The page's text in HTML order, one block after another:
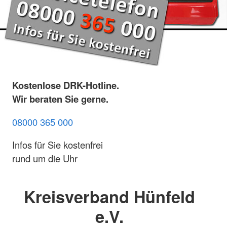
Kostenlose DRK-Hotline.
Wir beraten Sie gerne.
08000 365 000
Infos für Sie kostenfrei
rund um die Uhr
Kreisverband Hünfeld
e.V.